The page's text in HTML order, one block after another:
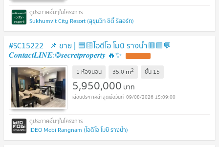
Sukhumvit City Resort (สุขุมวิท ซิตี้ รีสอร์ท)
#SC15222 📌 ขาย | 🟦🟨ไอดีโอ โมบิ รางน้ำ🟥🟩💬
𝑪𝒐𝒏𝒕𝒂𝒄𝒕𝑳𝑰𝑵𝑬:@𝒔𝒆𝒄𝒓𝒆𝒕𝒑𝒓𝒐𝒑𝒆𝒓𝒕𝒚 🔥✨
1 ห้องนอน 35.0 m2 ชั้น 15
5,950,000 บาท
09/08/2026 15:09:00
IDEO Mobi Rangnam (ไอดีโอ โมบิ รางน้ำ)